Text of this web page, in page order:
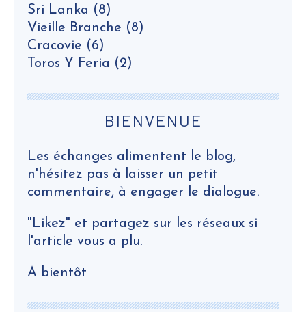
Sri Lanka (8)
Vieille Branche (8)
Cracovie (6)
Toros Y Feria (2)
BIENVENUE
Les échanges alimentent le blog,
n'hésitez pas à laisser un petit
commentaire, à engager le dialogue.
"Likez" et partagez sur les réseaux si
l'article vous a plu.
A bientôt